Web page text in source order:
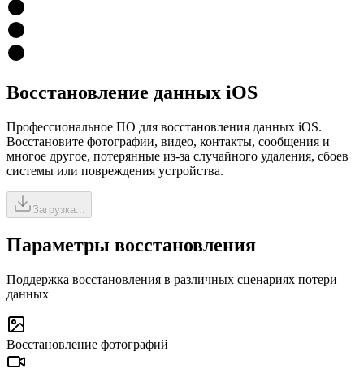
Восстановление данных iOS
Профессиональное ПО для восстановления данных iOS.
Восстановите фотографии, видео, контакты, сообщения и
многое другое, потерянные из-за случайного удаления, сбоев
системы или повреждения устройства.
Загрузка...
Параметры восстановления
Поддержка восстановления в различных сценариях потери
данных
Восстановление фотографий